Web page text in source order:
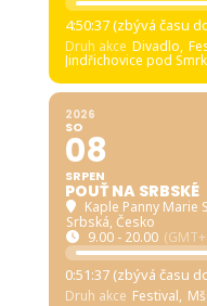
4:50:35 (zbývá času
Druh akce Divadlo,
Jindřichovice pod
2026
SO
08
SRPEN
POUŤ NA SRBSKÉ
Kaple Panny Marie
Srbská, Česko
9.00 - 20.00
0:51:35 (zbývá času
Druh akce Festival,